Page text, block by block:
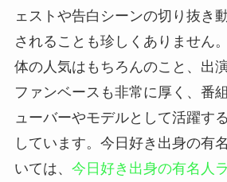
ェストや告白シーンの切り抜き
されることも珍しくありません
体の人気はもちろんのこと、出
ファンベースも非常に厚く、番
ューバーやモデルとして活躍す
しています。今日好き出身の有
いては、 今日好き出身の有名人